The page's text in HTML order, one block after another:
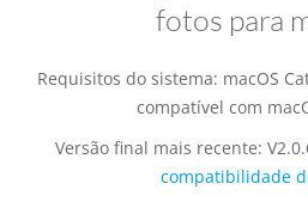
fotos para
Requisitos do sistema: macOS
compatível com
Versão final mais recente:
compatibilidade